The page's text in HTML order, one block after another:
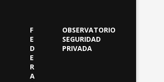
F
E
D
E
R
A
OBSERVATORIO
SEGURIDAD
PRIVADA